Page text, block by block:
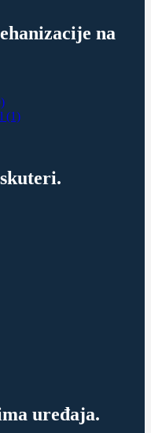
na
(1)
uređaja.